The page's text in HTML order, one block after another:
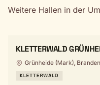
Weitere Hallen in der
KLETTERWALD
Grünheide (Mark),
KLETTERWALD